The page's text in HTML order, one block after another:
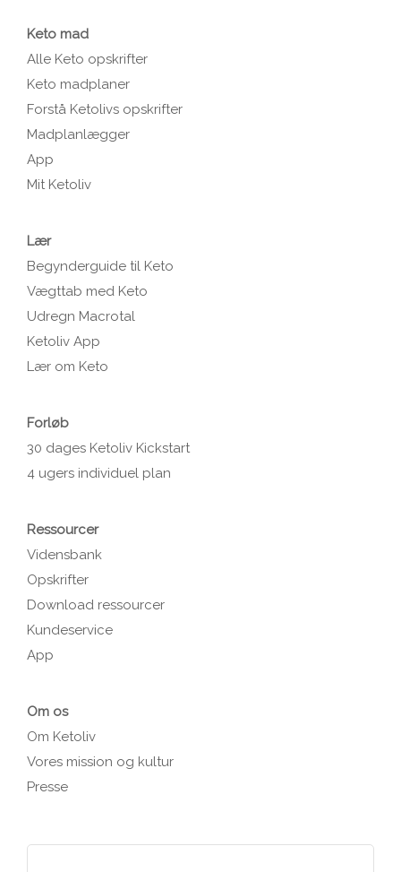
Keto mad
Alle Keto opskrifter
Keto madplaner
Forstå Ketolivs opskrifter
Madplanlægger
App
Mit Ketoliv
Lær
Begynderguide til Keto
Vægttab med Keto
Udregn Macrotal
Ketoliv App
Lær om Keto
Forløb
30 dages Ketoliv Kickstart
4 ugers individuel plan
Ressourcer
Vidensbank
Opskrifter
Download ressourcer
Kundeservice
App
Om os
Om Ketoliv
Vores mission og kultur
Presse